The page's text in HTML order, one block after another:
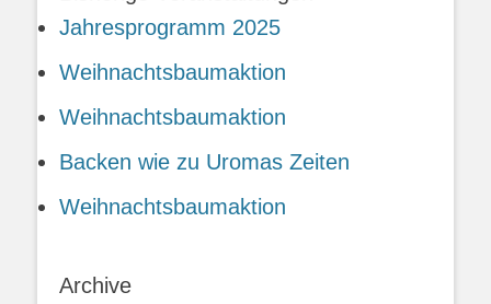
Jahresprogramm 2025
Weihnachtsbaumaktion
Weihnachtsbaumaktion
Backen wie zu Uromas Zeiten
Weihnachtsbaumaktion
Archive